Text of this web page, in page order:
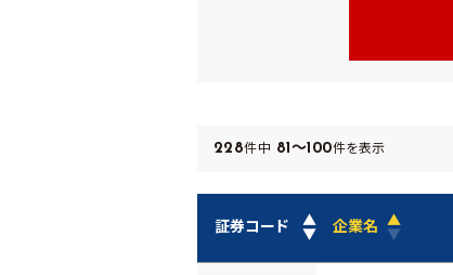
228件中 81～100件を表示
▲
証券コード ▼
▲
企業名 ▼